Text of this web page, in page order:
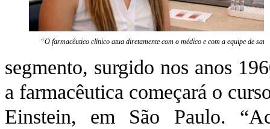
“O farmacêutico clínico atua diretamente com o médico e com a equipe de
segmento, surgido nos anos
a farmacêutica começará o
Einstein, em São Paulo.